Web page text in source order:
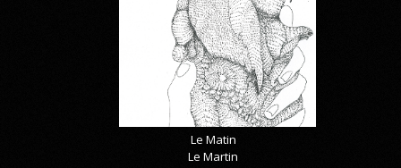
Le Matin
Le Martin